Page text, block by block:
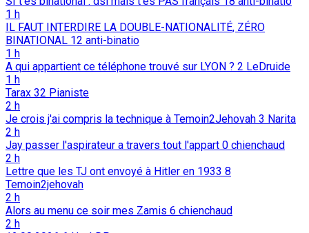
1 h
IL FAUT INTERDIRE LA DOUBLE-NATIONALITÉ, ZÉRO
BINATIONAL 12 anti-binatio
1 h
A qui appartient ce téléphone trouvé sur LYON ? 2 LeDruide
1 h
Tarax 32 Pianiste
2 h
Je crois j'ai compris la technique à Temoin2Jehovah 3 Narita
2 h
Jay passer l'aspirateur a travers tout l'appart 0 chienchaud
2 h
Lettre que les TJ ont envoyé à Hitler en 1933 8
Temoin2jehovah
2 h
Alors au menu ce soir mes Zamis 6 chienchaud
2 h